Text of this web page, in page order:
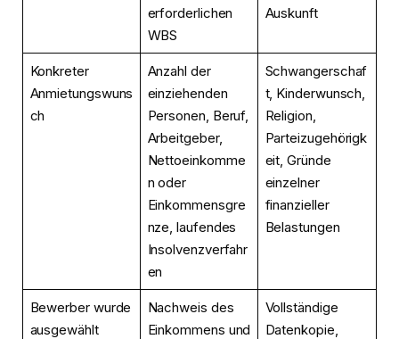
erforderlichen
WBS
Auskunft
Konkreter
Anmietungswuns
ch
Anzahl der
einziehenden
Personen, Beruf,
Arbeitgeber,
Nettoeinkomme
n oder
Einkommensgre
nze, laufendes
Insolvenzverfahr
en
Schwangerschaf
t, Kinderwunsch,
Religion,
Parteizugehörigk
eit, Gründe
einzelner
finanzieller
Belastungen
Bewerber wurde
ausgewählt
Nachweis des
Einkommens und
Vollständige
Datenkopie,